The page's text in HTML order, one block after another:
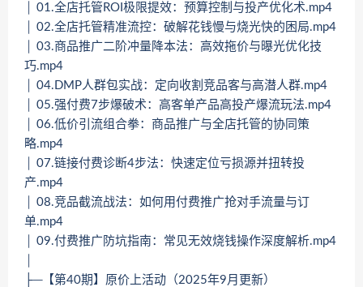
│ 01.全店托管ROI极限提效：预算控制与投产优化术.mp4
│ 02.全店托管精准流控：破解花钱慢与烧光快的困局.mp4
│ 03.商品推广二阶冲量降本法：高效拖价与曝光优化技
巧.mp4
│ 04.DMP人群包实战：定向收割竞品客与高潜人群.mp4
│ 05.强付费7步爆破术：高客单产品高投产爆流玩法.mp4
│ 06.低价引流组合拳：商品推广与全店托管的协同策
略.mp4
│ 07.链接付费诊断4步法：快速定位亏损源并扭转投
产.mp4
│ 08.竞品截流战法：如何用付费推广抢对手流量与订
单.mp4
│ 09.付费推广防坑指南：常见无效烧钱操作深度解析.mp4
├─【第40期】原价上活动（2025年9月更新）